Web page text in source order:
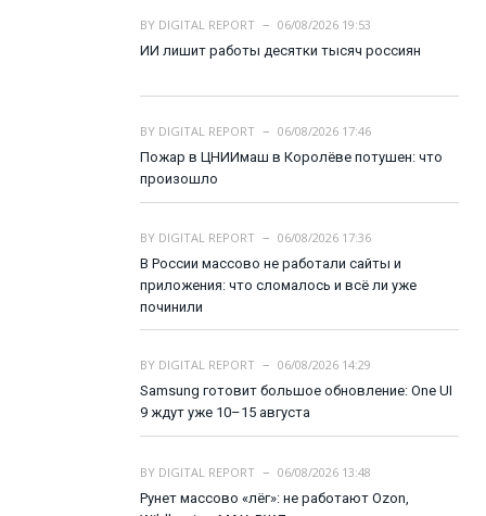
BY DIGITAL REPORT
06/08/2026 19:53
ИИ лишит работы десятки тысяч россиян
BY DIGITAL REPORT
06/08/2026 17:46
Пожар в ЦНИИмаш в Королёве потушен: что
произошло
BY DIGITAL REPORT
06/08/2026 17:36
В России массово не работали сайты и
приложения: что сломалось и всё ли уже
починили
BY DIGITAL REPORT
06/08/2026 14:29
Samsung готовит большое обновление: One UI
9 ждут уже 10–15 августа
BY DIGITAL REPORT
06/08/2026 13:48
Рунет массово «лёг»: не работают Ozon,